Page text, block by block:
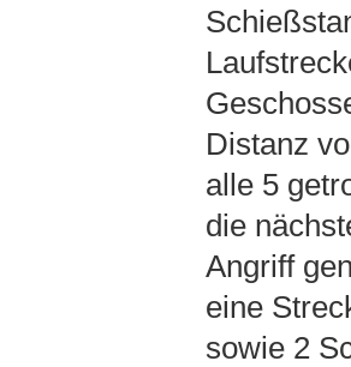
Distanz
alle 5
die
Angriff
eine
sowie 2